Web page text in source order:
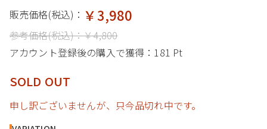
販売価格(税込)： ￥3,980
参考価格(税込)：￥4,800
アカウント登録後の購入で獲得： 181 Pt
SOLD OUT
申し訳ございませんが、只今品切れ中です。